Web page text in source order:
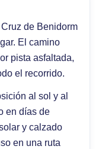
de Benidorm
El camino
pista asfaltada,
el recorrido.
al sol y al
en días de
y calzado
en una ruta